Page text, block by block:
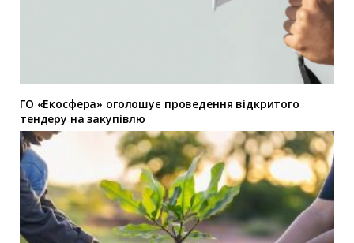
ГО «Екосфера» оголошує проведення відкритого
тендеру на закупівлю